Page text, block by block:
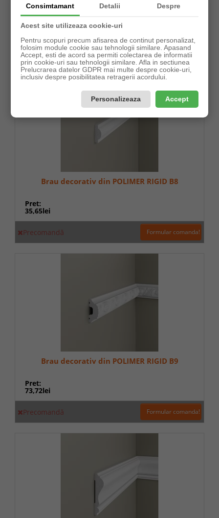
Pret:
33,62lei
Precomandă Formular comanda!
Brau decorativ din POLIMER RIGID B8
Pret:
35,65lei
Precomandă Formular comanda!
Brau decorativ din POLIMER RIGID B9
Pret:
73,72lei
Precomandă Formular comanda!
Consimtamant Detalii Despre
Acest site utilizeaza cookie-uri
Pentru scopuri precum afisarea de continut personalizat,
folosim module cookie sau tehnologii similare. Apasand
Accept, esti de acord sa permiti colectarea de informatii
prin cookie-uri sau tehnologii similare. Afla in sectiunea
Prelucrarea datelor GDPR mai multe despre cookie-uri,
inclusiv despre posibilitatea retragerii acordului.
Personalizeaza Accept